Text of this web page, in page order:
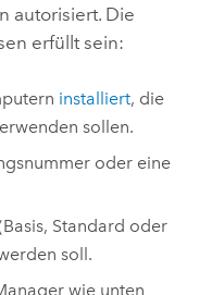
autorisiert. Die
erfüllt sein:
installiert, die
sollen.
oder eine
Standard oder
soll.
wie unten